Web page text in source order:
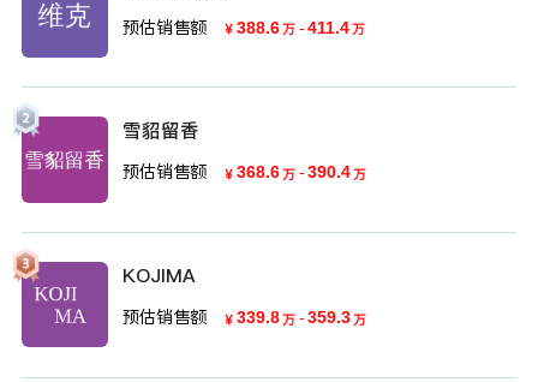
预估销售额 ￥ 388.6万 - 411.4万
雪貂留香
预估销售额 ￥ 368.6万 - 390.4万
KOJIMA
预估销售额 ￥ 339.8万 - 359.3万